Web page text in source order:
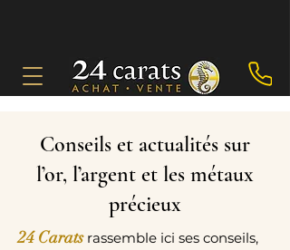
Conseils et actualités sur
l’or, l’argent et les métaux
précieux
24 Caratsrassemble ici ses conseils,